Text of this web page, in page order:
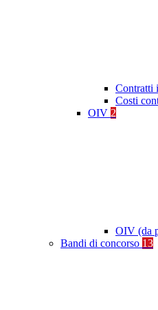
Contratti
Costi
OIV 2
OIV (da
Bandi di concorso 13